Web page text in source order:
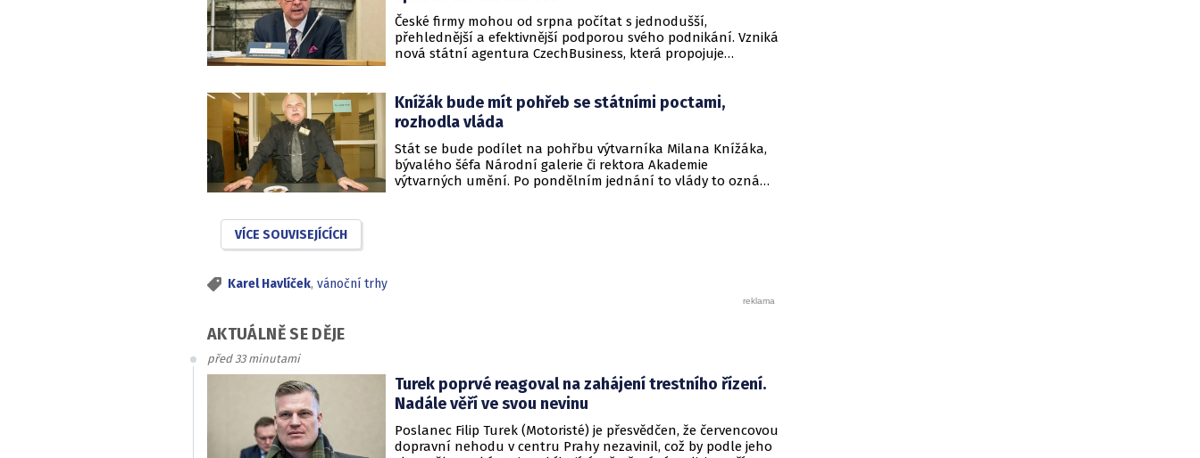
České firmy mohou od srpna počítat s jednodušší,
přehlednější a efektivnější podporou svého podnikání. Vzniká
nová státní agentura CzechBusiness, která propojuje
po zahraniční expanzi, informovalo ministerstvo průmyslu a
obchodu.
Knížák bude mít pohřeb se státními poctami,
rozhodla vláda
Stát se bude podílet na pohřbu výtvarníka Milana Knížáka,
bývalého šéfa Národní galerie či rektora Akademie
výtvarných umění. Po pondělním jednání to vlády to oznámil
VÍCE SOUVISEJÍCÍCH
Karel Havlíček, vánoční trhy
AKTUÁLNĚ SE DĚJE
před 33 minutami
Turek poprvé reagoval na zahájení trestního řízení.
Nadále věří ve svou nevinu
Poslanec Filip Turek (Motoristé) je přesvědčen, že červencovou
dopravní nehodu v centru Prahy nezavinil, což by podle jeho